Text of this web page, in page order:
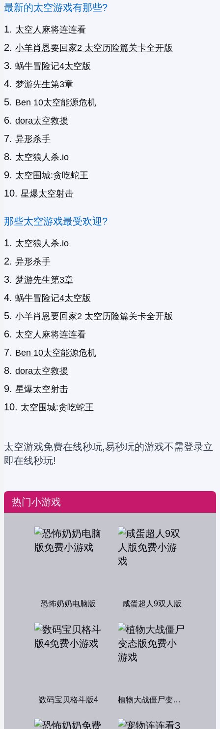
最新的太空游戏有那些?
太空人麻将连连看
小羊肖恩要回家2 太空历险篇关卡全开版
蜗牛冒险记4太空版
梦游先生第3章
Ben 10太空能源危机
dora太空救援
异形杀手
太空狼人杀.io
太空围城:贪吃蛇王
星爆太空射击
那些太空游戏最受欢迎?
太空狼人杀.io
异形杀手
梦游先生第3章
蜗牛冒险记4太空版
小羊肖恩要回家2 太空历险篇关卡全开版
太空人麻将连连看
Ben 10太空能源危机
dora太空救援
星爆太空射击
太空围城:贪吃蛇王
太空游戏免费在线秒玩,易秒玩的游戏不需登录立
即在线秒玩!
热门小游戏
恐怖奶奶电脑版 咸蛋超人9双人版
数码宝贝格斗版4 植物大战僵尸变态版